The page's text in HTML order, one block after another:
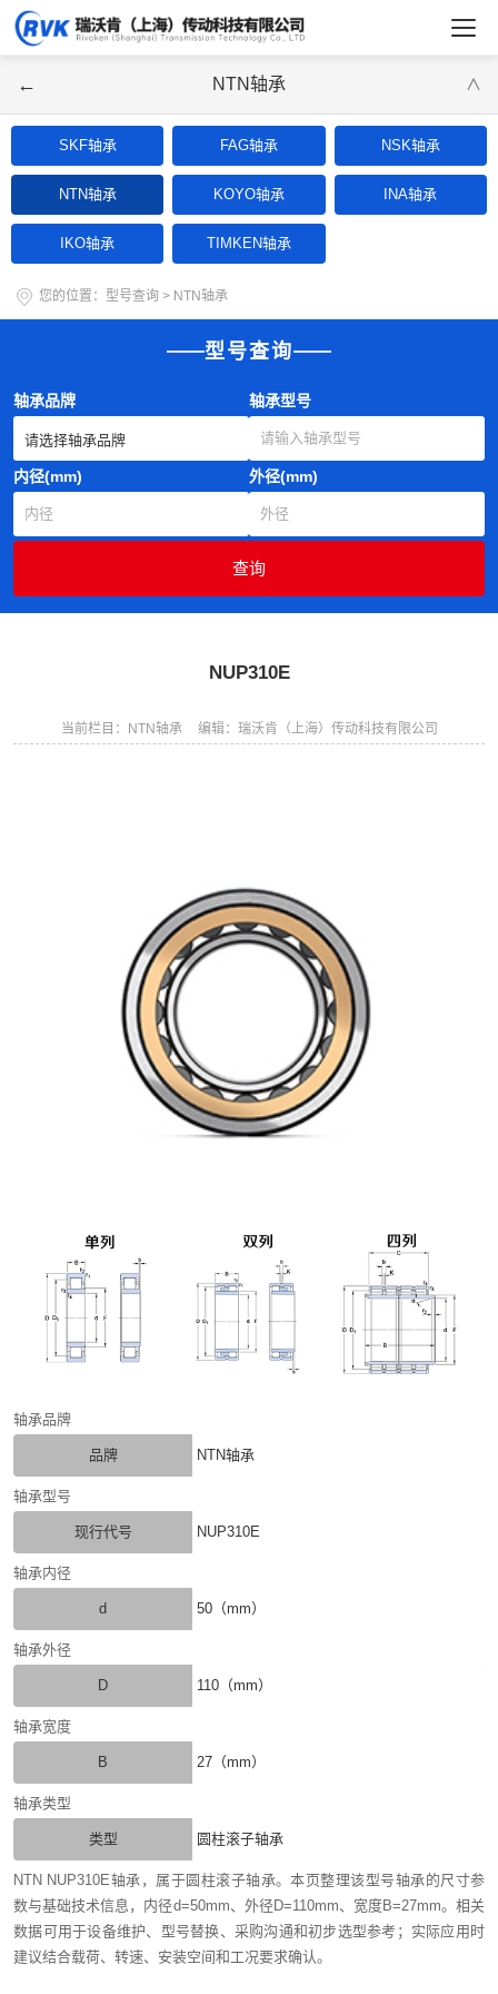
← NTN轴承 ∨
SKF轴承 FAG轴承 NSK轴承
NTN轴承 KOYO轴承 INA轴承
IKO轴承 TIMKEN轴承
您的位置： 型号查询 > NTN轴承
型号查询
轴承品牌 轴承型号
内径(mm) 外径(mm)
NUP310E
当前栏目：NTN轴承 编辑：瑞沃肯（上海）传动科技有限公司
轴承品牌
品牌 NTN轴承
轴承型号
现行代号 NUP310E
轴承内径
d 50（mm）
轴承外径
D 110（mm）
轴承宽度
B 27（mm）
轴承类型
类型 圆柱滚子轴承
NTN NUP310E轴承，属于圆柱滚子轴承。本页整理该型号轴承的尺寸参
数与基础技术信息，内径d=50mm、外径D=110mm、宽度B=27mm。相关
数据可用于设备维护、型号替换、采购沟通和初步选型参考；实际应用时
建议结合载荷、转速、安装空间和工况要求确认。